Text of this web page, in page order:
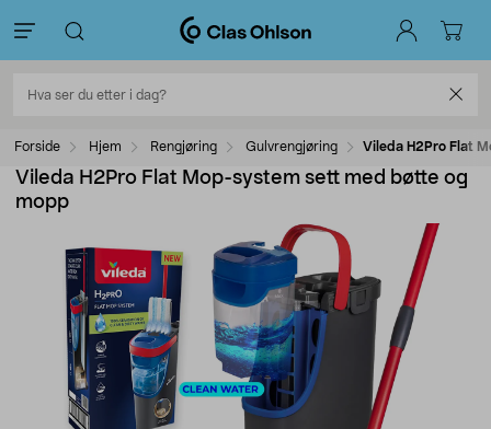
Forside Hjem Rengjøring Gulvrengjøring Vileda H2Pro Flat
Vileda H2Pro Flat Mop-system sett med bøtte og
mopp